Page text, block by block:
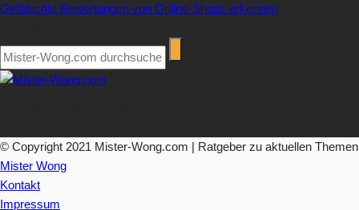
Gefälschte Bewertungen von Online-Shops erkennen
© Copyright 2021 Mister-Wong.com | Ratgeber zu aktuellen Themen
Mister Wong
Kontakt
Impressum